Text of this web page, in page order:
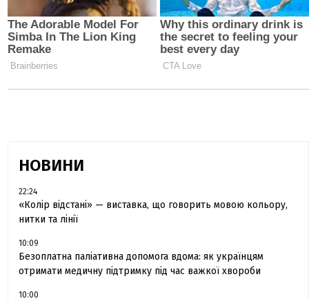
НОВИНИ
22:24
«Колір відстані» — виставка, що говорить мовою кольору,
нитки та лінії
10:09
Безоплатна паліативна допомога вдома: як українцям
отримати медичну підтримку під час важкої хвороби
10:00